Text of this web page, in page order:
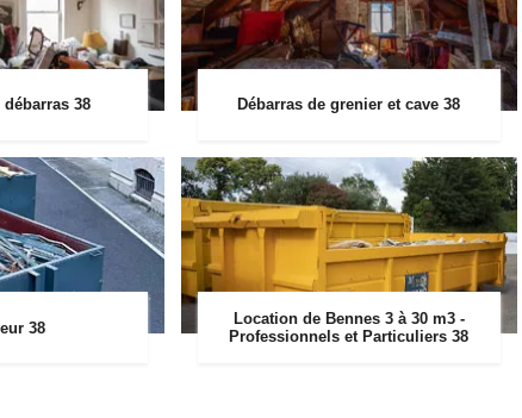
38 Débarras de grenier et cave 38
38
Location de Bennes 3 à 30 m3 -
Professionnels et Particuliers 38